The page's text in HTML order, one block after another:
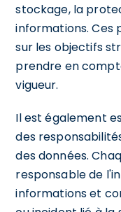
stockage, la
informations. Ces
sur les objectifs
prendre en
vigueur.
Il est également
des
des données.
responsable de
informations et